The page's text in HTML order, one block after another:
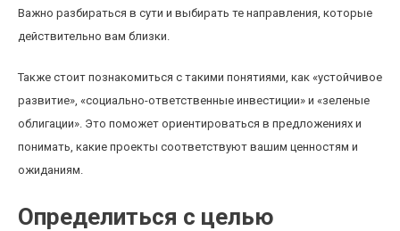
Важно разбираться в сути и выбирать те направления, которые
действительно вам близки.
Также стоит познакомиться с такими понятиями, как «устойчивое
развитие», «социально-ответственные инвестиции» и «зеленые
облигации». Это поможет ориентироваться в предложениях и
понимать, какие проекты соответствуют вашим ценностям и
ожиданиям.
Определиться с целью